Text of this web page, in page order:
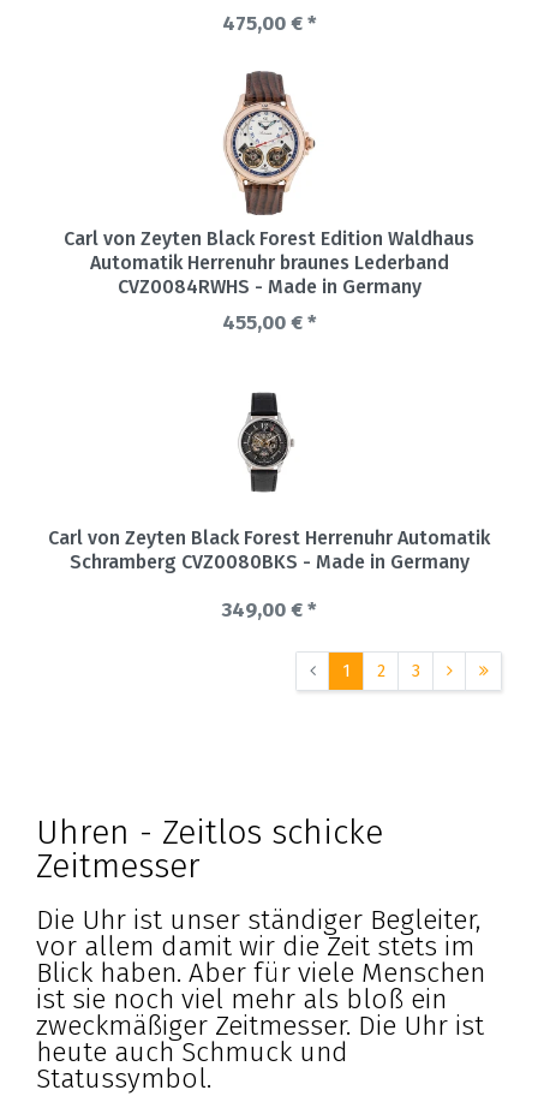
475,00 € *
Carl von Zeyten Black Forest Edition Waldhaus
Automatik Herrenuhr braunes Lederband
CVZ0084RWHS - Made in Germany
455,00 € *
Carl von Zeyten Black Forest Herrenuhr Automatik
Schramberg CVZ0080BKS - Made in Germany
349,00 € *
1 2 3
Uhren - Zeitlos schicke
Zeitmesser
Die Uhr ist unser ständiger Begleiter,
vor allem damit wir die Zeit stets im
Blick haben. Aber für viele Menschen
ist sie noch viel mehr als bloß ein
zweckmäßiger Zeitmesser. Die Uhr ist
heute auch Schmuck und
Statussymbol.